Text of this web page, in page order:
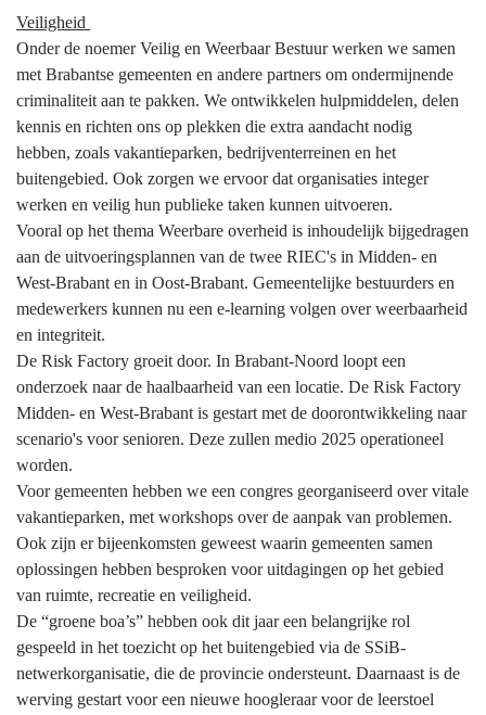
Veiligheid
Onder de noemer Veilig en Weerbaar Bestuur werken we samen
met Brabantse gemeenten en andere partners om ondermijnende
criminaliteit aan te pakken. We ontwikkelen hulpmiddelen, delen
kennis en richten ons op plekken die extra aandacht nodig
hebben, zoals vakantieparken, bedrijventerreinen en het
buitengebied. Ook zorgen we ervoor dat organisaties integer
werken en veilig hun publieke taken kunnen uitvoeren.
Vooral op het thema Weerbare overheid is inhoudelijk bijgedragen
aan de uitvoeringsplannen van de twee RIEC's in Midden- en
West-Brabant en in Oost-Brabant. Gemeentelijke bestuurders en
medewerkers kunnen nu een e-learning volgen over weerbaarheid
en integriteit.
De Risk Factory groeit door. In Brabant-Noord loopt een
onderzoek naar de haalbaarheid van een locatie. De Risk Factory
Midden- en West-Brabant is gestart met de doorontwikkeling naar
scenario's voor senioren. Deze zullen medio 2025 operationeel
worden.
Voor gemeenten hebben we een congres georganiseerd over vitale
vakantieparken, met workshops over de aanpak van problemen.
Ook zijn er bijeenkomsten geweest waarin gemeenten samen
oplossingen hebben besproken voor uitdagingen op het gebied
van ruimte, recreatie en veiligheid.
De “groene boa’s” hebben ook dit jaar een belangrijke rol
gespeeld in het toezicht op het buitengebied via de SSiB-
netwerkorganisatie, die de provincie ondersteunt. Daarnaast is de
werving gestart voor een nieuwe hoogleraar voor de leerstoel